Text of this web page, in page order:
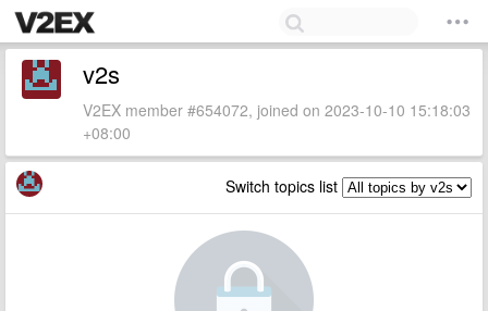
v2s
V2EX member #654072, joined on 2023-10-10 15:18:03
+08:00
Switch topics list